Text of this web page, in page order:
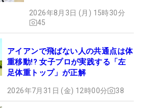
2026年8月3日 (月) 15時30分
45
アイアンで飛ばない人の共通点は体
重移動!? 女子プロが実践する「左
足体重トップ」が正解
2026年7月31日 (金) 12時00分 38